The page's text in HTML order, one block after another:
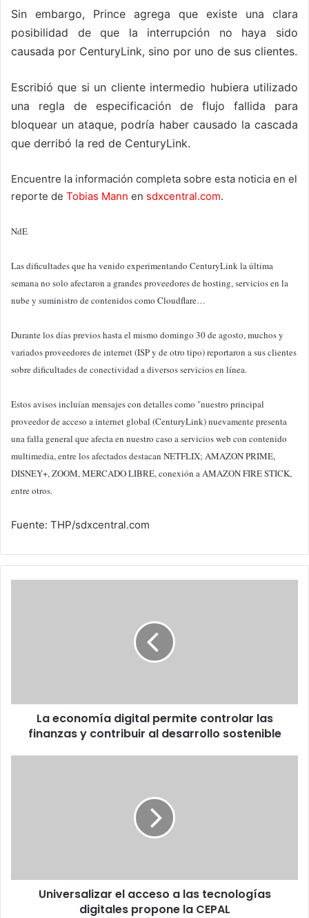
Sin embargo, Prince agrega que existe una clara
posibilidad de que la interrupción no haya sido
causada por CenturyLink, sino por uno de sus clientes.
Escribió que si un cliente intermedio hubiera utilizado
una regla de especificación de flujo fallida para
bloquear un ataque, podría haber causado la cascada
que derribó la red de CenturyLink.
Encuentre la información completa sobre esta noticia en el
reporte de Tobias Mann en sdxcentral.com.
NdE
Las dificultades que ha venido experimentando CenturyLink la última
semana no solo afectaron a grandes proveedores de hosting, servicios en la
nube y suministro de contenidos como Cloudflare…
Durante los días previos hasta el mismo domingo 30 de agosto, muchos y
variados proveedores de internet (ISP y de otro tipo) reportaron a sus clientes
sobre dificultades de conectividad a diversos servicios en línea.
Estos avisos incluían mensajes con detalles como "nuestro principal
proveedor de acceso a internet global (CenturyLink) nuevamente presenta
una falla general que afecta en nuestro caso a servicios web con contenido
multimedia, entre los afectados destacan NETFLIX; AMAZON PRIME,
DISNEY+, ZOOM, MERCADO LIBRE, conexión a AMAZON FIRE STICK,
entre otros.
Fuente: THP/sdxcentral.com
contribuir
desarrollo
La economía digital permite controlar las
finanzas y contribuir al desarrollo sostenible
la
Universalizar el acceso a las tecnologías
digitales propone la CEPAL